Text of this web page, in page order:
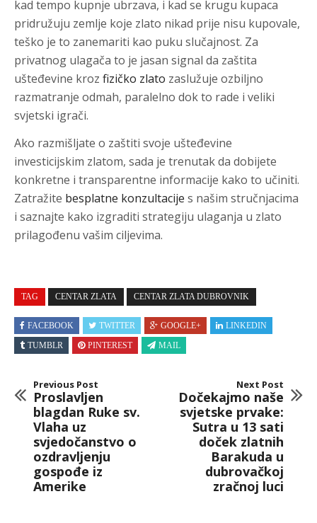
kad tempo kupnje ubrzava, i kad se krugu kupaca
pridružuju zemlje koje zlato nikad prije nisu kupovale,
teško je to zanemariti kao puku slučajnost. Za
privatnog ulagača to je jasan signal da zaštita
ušteđevine kroz fizičko zlato zaslužuje ozbiljno
razmatranje odmah, paralelno dok to rade i veliki
svjetski igrači.
Ako razmišljate o zaštiti svoje ušteđevine
investicijskim zlatom, sada je trenutak da dobijete
konkretne i transparentne informacije kako to učiniti.
Zatražite besplatne konzultacije s našim stručnjacima
i saznajte kako izgraditi strategiju ulaganja u zlato
prilagođenu vašim ciljevima.
TAG CENTAR ZLATA CENTAR ZLATA DUBROVNIK
FACEBOOK TWITTER GOOGLE+
LINKEDIN
TUMBLR
PINTEREST MAIL
Previous Post
Proslavljen
blagdan Ruke sv.
Vlaha uz
svjedočanstvo o
ozdravljenju
gospođe iz
Amerike
Next Post
Dočekajmo naše
svjetske prvake:
Sutra u 13 sati
doček zlatnih
Barakuda u
dubrovačkoj
zračnoj luci